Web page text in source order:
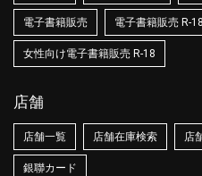
電子書籍販売 電子書籍販売 R-18
女性向け電子書籍販売 R-18
店舗
店舗一覧 店舗在庫検索 店
銀聯カード